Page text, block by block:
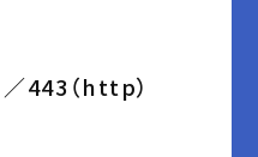
443（http）